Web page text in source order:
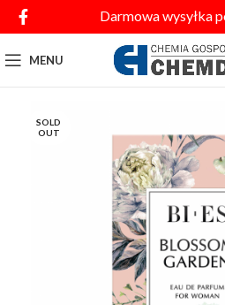
Darmowa wysyłka
MENU
SOLD
OUT